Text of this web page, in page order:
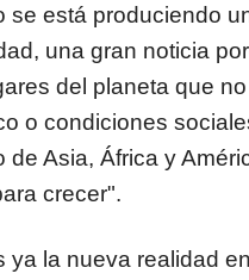
se está produciendo
una gran noticia
del planeta que
o condiciones
de Asia, África y
crecer".
ya la nueva realidad